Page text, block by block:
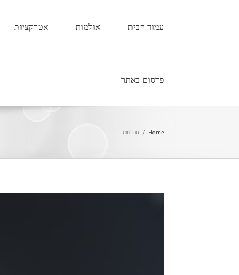
עמוד הבית אולמות אטרקציות
פרסום באתר
Home
/ חתונות